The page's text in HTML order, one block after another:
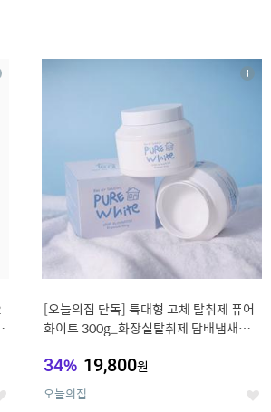
좋
10
[오늘의집 단독] 특대형 고체 탈취제 퓨어
화이트 300g_화장실탈취제 담배냄새제
34% 19,800원
오늘의집 좋
상